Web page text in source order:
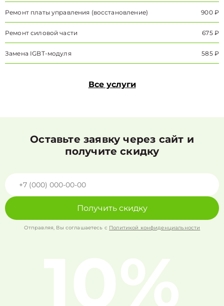
Ремонт платы управления (восстановление) 900 ₽
Ремонт силовой части 675 ₽
Замена IGBT-модуля 585 ₽
Все услуги
Оставьте заявку через сайт и
получите скидку
Получить скидку
Отправляя, Вы соглашаетесь с Политикой конфиденциальности
10%